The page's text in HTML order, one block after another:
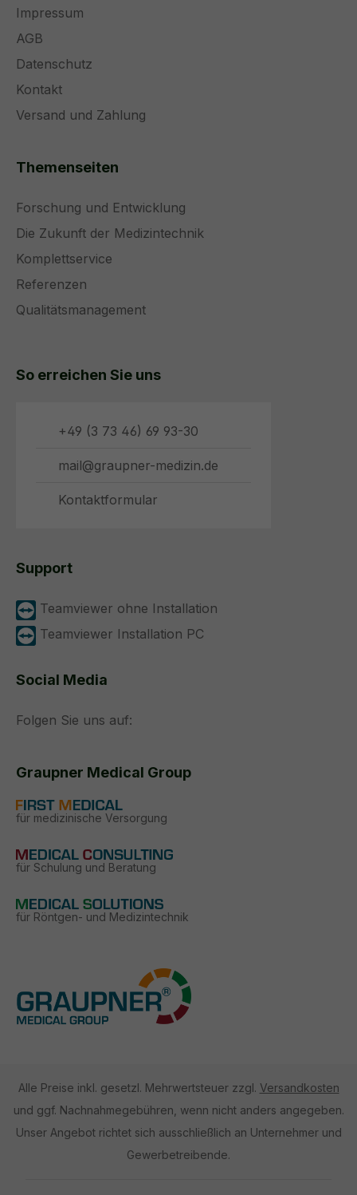
Impressum
AGB
Datenschutz
Kontakt
Versand und Zahlung
Themenseiten
Forschung und Entwicklung
Die Zukunft der Medizintechnik
Komplettservice
Referenzen
Qualitätsmanagement
So erreichen Sie uns
+49 (3 73 46) 69 93-30
mail@graupner-medizin.de
Kontaktformular
Support
Teamviewer ohne Installation
Teamviewer Installation PC
Social Media
Folgen Sie uns auf:
Graupner Medical Group
für medizinische Versorgung
für Schulung und Beratung
für Röntgen- und Medizintechnik
Alle Preise inkl. gesetzl. Mehrwertsteuer zzgl. Versandkosten
und ggf. Nachnahmegebühren, wenn nicht anders angegeben.
Unser Angebot richtet sich ausschließlich an Unternehmer und
Gewerbetreibende.